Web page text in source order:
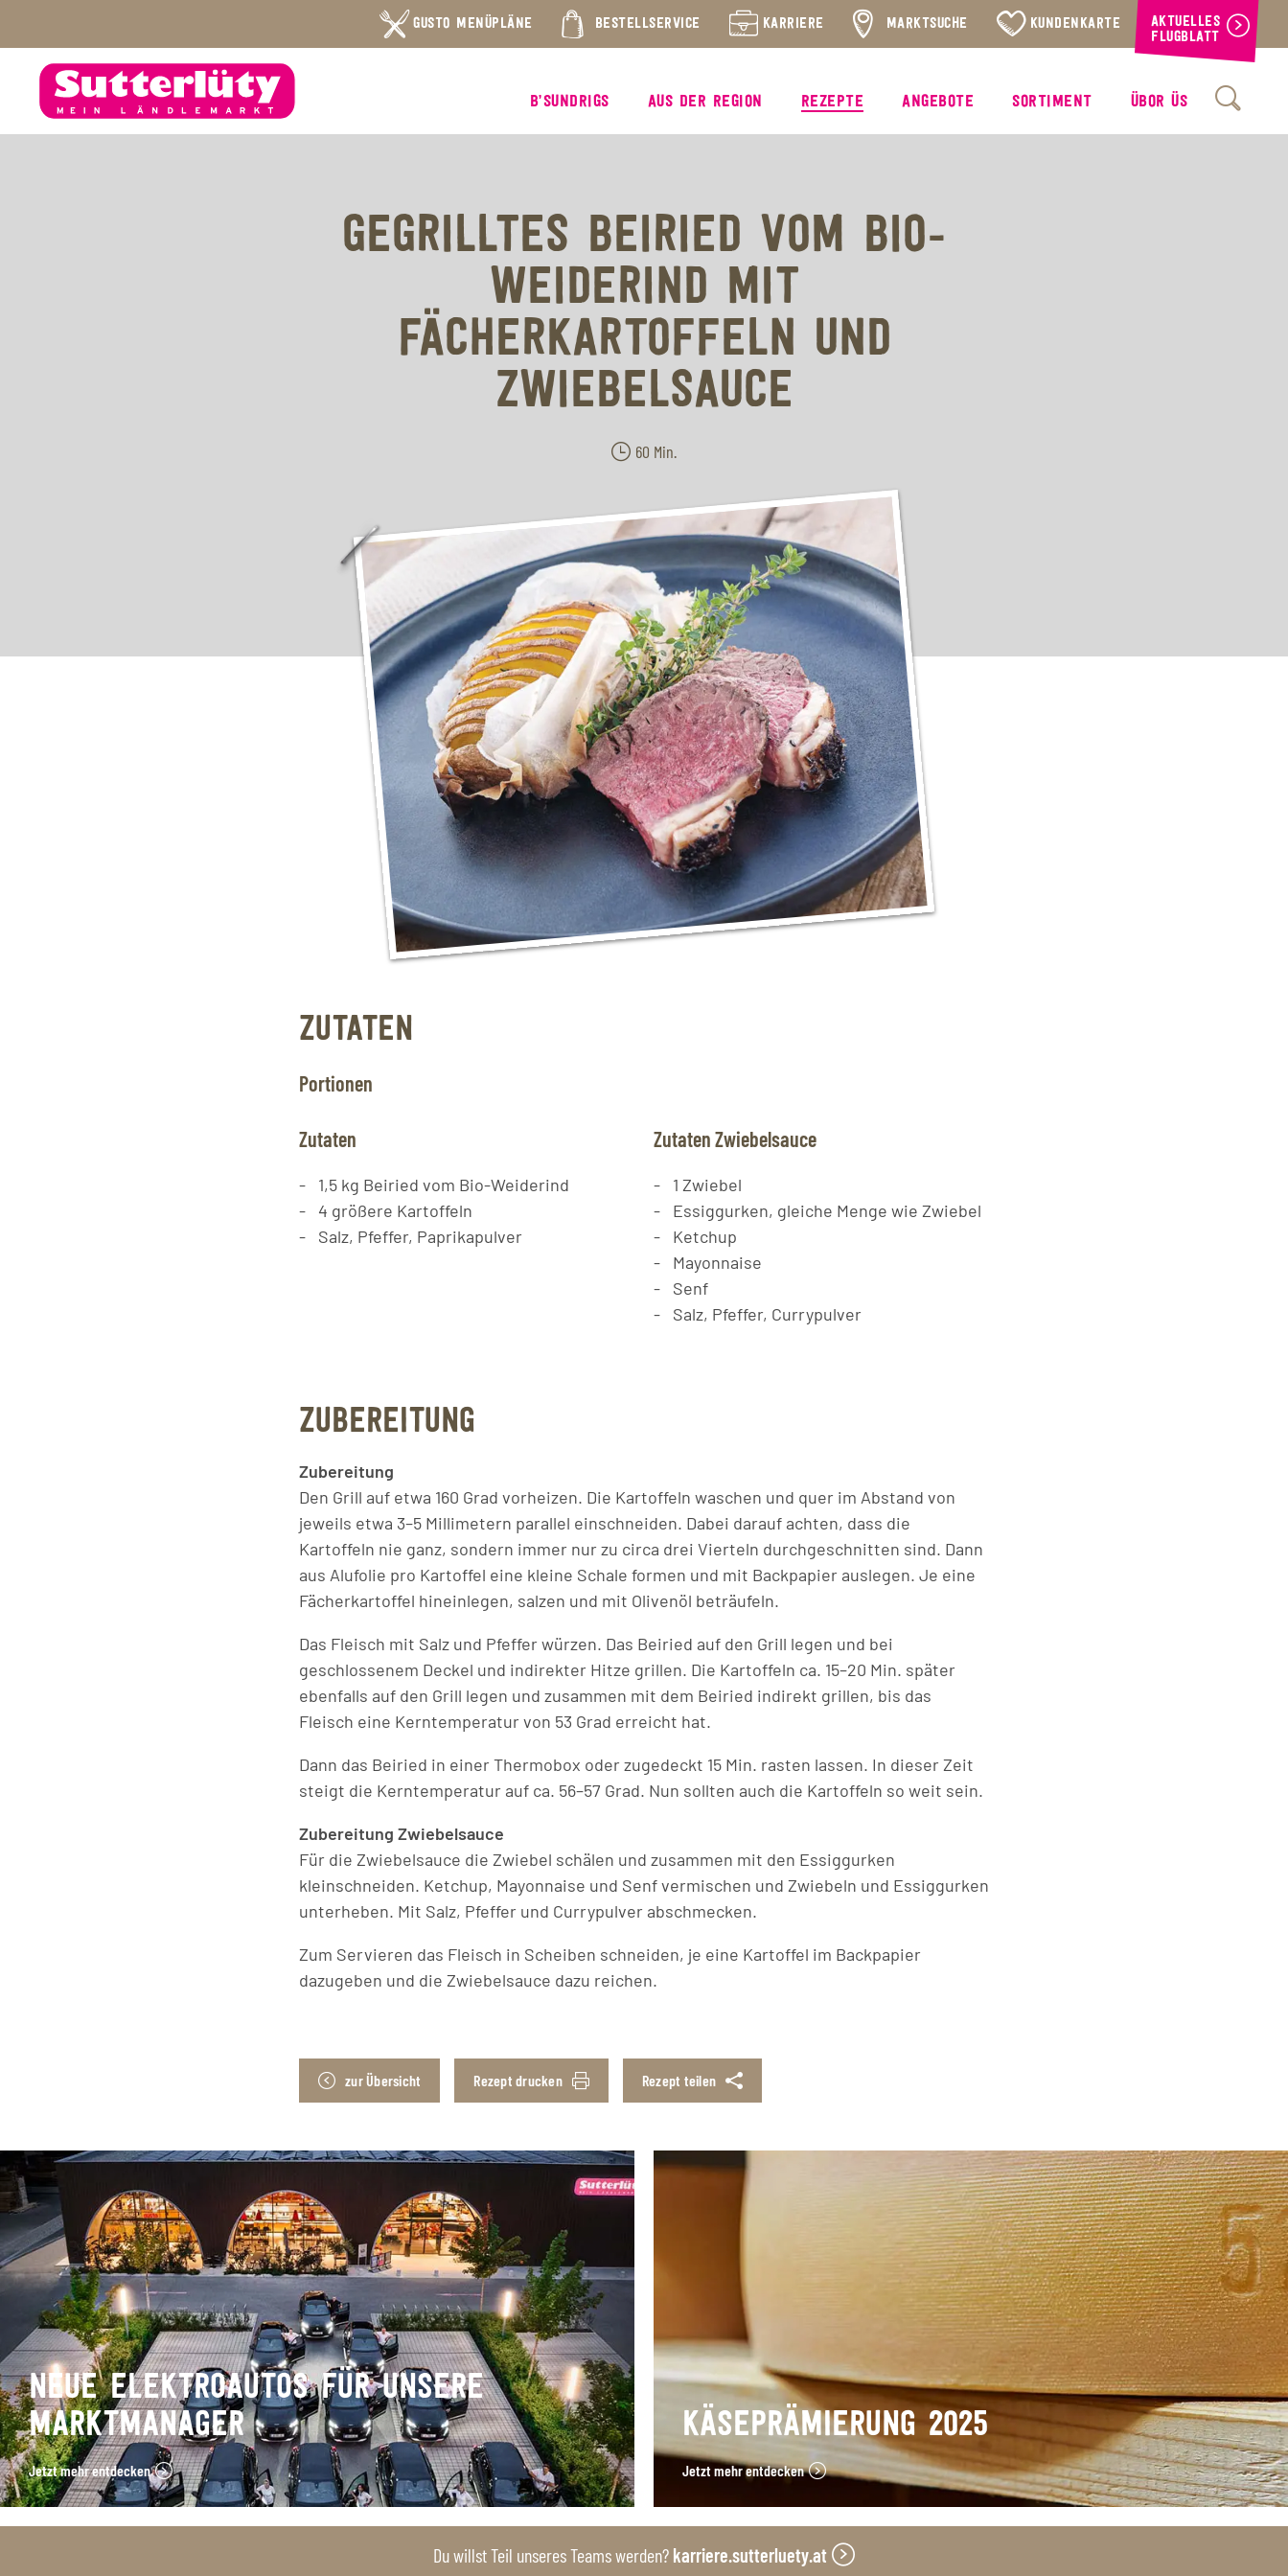
GUSTO MENÜPLÄNE BESTELLSERVICE KARRIERE MARKTSUCHE KUNDENKARTE
AKTUELLES
FLUGBLATT
B’SUNDRIGS AUS DER REGION REZEPTE ANGEBOTE SORTIMENT ÜBOR ÜS
GEGRILLTES BEIRIED VOM BIO-
WEIDERIND MIT
FÄCHERKARTOFFELN UND
ZWIEBELSAUCE
60 Min.
ZUTATEN
Portionen
Zutaten
1,5 kg Beiried vom Bio-Weiderind
4 größere Kartoffeln
Salz, Pfeffer, Paprikapulver
Zutaten Zwiebelsauce
1 Zwiebel
Essiggurken, gleiche Menge wie Zwiebel
Ketchup
Mayonnaise
Senf
Salz, Pfeffer, Currypulver
ZUBEREITUNG
Zubereitung
Den Grill auf etwa 160 Grad vorheizen. Die Kartoffeln waschen und quer im Abstand von
jeweils etwa 3–5 Millimetern parallel einschneiden. Dabei darauf achten, dass die
Kartoffeln nie ganz, sondern immer nur zu circa drei Vierteln durchgeschnitten sind. Dann
aus Alufolie pro Kartoffel eine kleine Schale formen und mit Backpapier auslegen. Je eine
Fächerkartoffel hineinlegen, salzen und mit Olivenöl beträufeln.
Das Fleisch mit Salz und Pfeffer würzen. Das Beiried auf den Grill legen und bei
geschlossenem Deckel und indirekter Hitze grillen. Die Kartoffeln ca. 15–20 Min. später
ebenfalls auf den Grill legen und zusammen mit dem Beiried indirekt grillen, bis das
Fleisch eine Kerntemperatur von 53 Grad erreicht hat.
Dann das Beiried in einer Thermobox oder zugedeckt 15 Min. rasten lassen. In dieser Zeit
steigt die Kerntemperatur auf ca. 56–57 Grad. Nun sollten auch die Kartoffeln so weit sein.
Zubereitung Zwiebelsauce
Für die Zwiebelsauce die Zwiebel schälen und zusammen mit den Essiggurken
kleinschneiden. Ketchup, Mayonnaise und Senf vermischen und Zwiebeln und Essiggurken
unterheben. Mit Salz, Pfeffer und Currypulver abschmecken.
Zum Servieren das Fleisch in Scheiben schneiden, je eine Kartoffel im Backpapier
dazugeben und die Zwiebelsauce dazu reichen.
zur Übersicht Rezept drucken Rezept teilen
NEUE ELEKTROAUTOS FÜR UNSERE
MARKTMANAGER
Jetzt mehr entdecken
KÄSEPRÄMIERUNG 2025
Jetzt mehr entdecken
Du willst Teil unseres Teams werden? karriere.sutterluety.at